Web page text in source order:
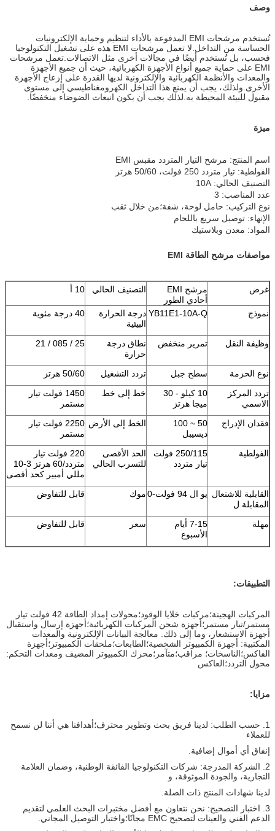
وصف
تُستخدم مرشحات EMI المدفوعة بالأداء لتنظيم وحماية الإلكترونيات
الحساسة من التداخل.لا تعمل مرشحات EMI هذه على تشغيل التكنولوجيا
فحسب، بل تُستخدم أيضًا في مجالات أخرى مثل الاتصالات.تعمل مرشحات
EMI على حماية جميع أنواع الأجهزة الكهربائية، حيث أن جميع الأجهزة
والمعدات والأنظمة الكهربائية والإلكترونية لديها القدرة على إزعاج الأجهزة
الأخرى.ولذلك، يجب أن يمنع هذا التداخل الكهرومغناطيسي إلى مستوى
مقبول للبيئة المحيطة به.لذلك يجب أن يكون انبعاث الضوضاء منخفضًا.
ميزة
اسم المنتج: مرشح التيار المتردد مقبس EMI
الفولطية: تيار متردد 250 فولت، 50/60 هرتز
التصنيف الحالي: 10A
عدد المناصب: 3
نوع التركيب: حامل لوحة، شفة؛من خلال ثقب
الإنهاء: توصيل سريع باللحام
المواد: معدن وبلاستيك
مواصفات مرشح الطاقة EMI
غرض
مرشح EMI
أحادي الطور
التصنيف الحالي 10 أ
نموذج YB11E1-10A-Q درجة الحرارة
البيئية
40 درجة مئوية
وظيفة النقل تمرير منخفض
نطاق درجة
حرارة
25 / 085 / 21
نوع الحزمة سطح جبل تردد التشغيل
50/60 هرتز
تردد المركز
الاسمي
10 كيلو - 30
ميجا هرتز
خط إلى خط
1450 فولت تيار
مستمر
فقدان الإدراج
50 ~ 100
ديسيبل
الخط إلى الأرض
2250 فولت تيار
مستمر
الفولطية
250/115 فولت
تيار متردد
الحد الأقصى
للتسرب الحالي
220 فولت تيار
متردد/60 هرتز 3-10
مللي أمبير كحد أقصى
القابلية للاشتعال
المقابلة ل
يو ال 94 فولت-0 موك قابل للتفاوض
مهلة
7-15 أيام
الأسبوع
سعر قابل للتفاوض
التطبيقات:
المركبات الهجينة؛مركبات خلايا الوقود؛محولات إمداد الطاقة 42 فولت تيار
مستمر/تيار مستمر؛أجهزة شحن المركبات الكهربائية؛أجهزة إرسال واستقبال
أجهزة الاستشعار، وما إلى ذلك. معالجة البيانات الإلكترونية والمعدات
المكتبية: أجهزة الكمبيوتر الشخصية؛الطابعات؛ملحقات الكمبيوتر؛أجهزة
الفاكس؛الناسخات؛ مراقب؛متآمر؛محرك الكمبيوتر المضيف ومعدات التحكم:
محول التردد؛العاكس
مزايا:
1. حسب الطلب: لدينا فريق بحث وتطوير محترف؛أهدافنا هي أننا لن نسمح
للعملاء
إنفاق أي أموال إضافية.
2. الشركة المدرجة: شركات التكنولوجيا الفائقة الوطنية، وضمان العلامة
التجارية، والجودة الموثوقة، و
لدينا شهادات المنتج ذات الصلة.
3. اختبار التصحيح: نحن نتعاون مع أفضل مختبرات البحث العلمي لتقديم
الدعم الفني والعينات لتصحيح EMC مجانًا؛واختبار التوصيل المجاني.